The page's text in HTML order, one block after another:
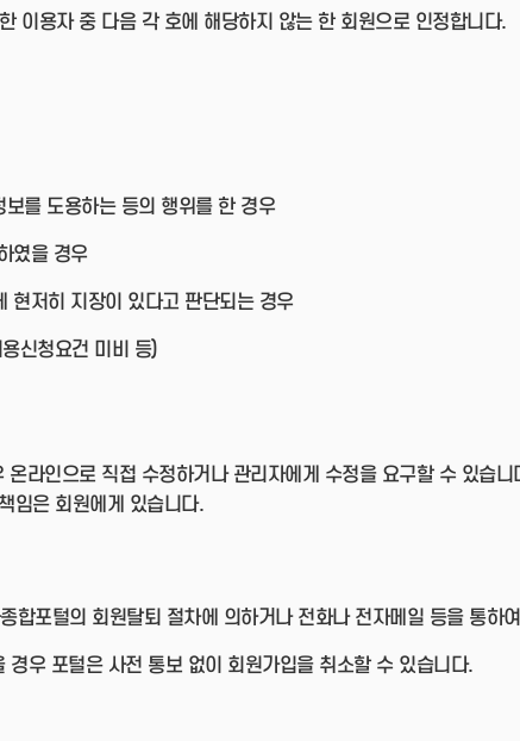
이용자 중 다음 각 호에 해당하지 않는 한 회원으로 인정합니다.
를 도용하는 등의 행위를 한 경우
였을 경우
현저히 지장이 있다고 판단되는 경우
신청요건 미비 등)
라인으로 직접 수정하거나 관리자에게 수정을 요구할 수 있습니
임은 회원에게 있습니다.
합포털의 회원탈퇴 절차에 의하거나 전화나 전자메일 등을 통하
우 포털은 사전 통보 없이 회원가입을 취소할 수 있습니다.